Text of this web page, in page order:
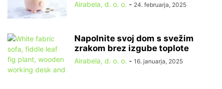
Airabela, d. o. o. - 24. februarja, 2025
Napolnite svoj dom s svežim
zrakom brez izgube toplote
Airabela, d. o. o. - 16. januarja, 2025